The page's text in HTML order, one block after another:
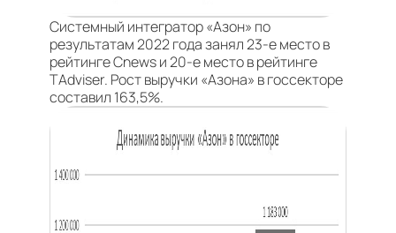
Системный интегратор «Азон» по
результатам 2022 года занял 23-е место в
рейтинге Cnews и 20-е место в рейтинге
TAdviser. Рост выручки «Азона» в госсекторе
составил 163,5%.